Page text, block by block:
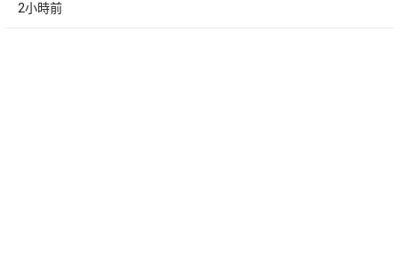
2小時前